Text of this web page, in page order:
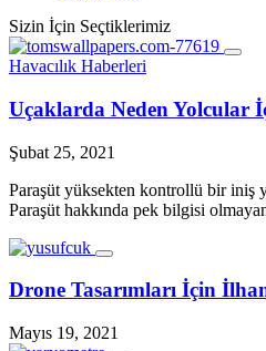
Sizin İçin Seçtiklerimiz
Havacılık Haberleri
Uçaklarda Neden Yolcular
Şubat 25, 2021
Paraşüt yüksekten kontrollü bir iniş
Paraşüt hakkında pek bilgisi
Drone Tasarımları İçin
Mayıs 19, 2021